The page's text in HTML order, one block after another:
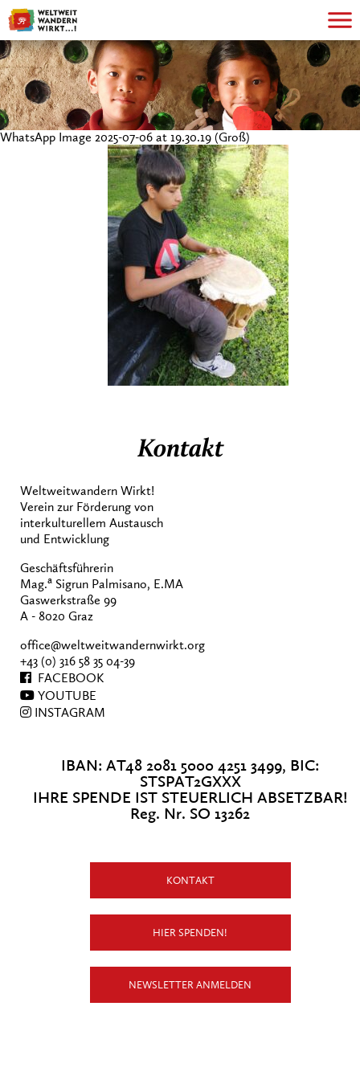
WhatsApp Image 2025-07-06 at 19.30.19 (Groß)
Kontakt
Weltweitwandern Wirkt!
Verein zur Förderung von
interkulturellem Austausch
und Entwicklung
Geschäftsführerin
Mag.a Sigrun Palmisano, E.MA
Gaswerkstraße 99
A - 8020 Graz
office@weltweitwandernwirkt.org
+43 (0) 316 58 35 04-39
FACEBOOK
YOUTUBE
INSTAGRAM
IBAN: AT48 2081 5000 4251 3499, BIC:
STSPAT2GXXX
IHRE SPENDE IST STEUERLICH ABSETZBAR!
Reg. Nr. SO 13262
KONTAKT
HIER SPENDEN!
NEWSLETTER ANMELDEN